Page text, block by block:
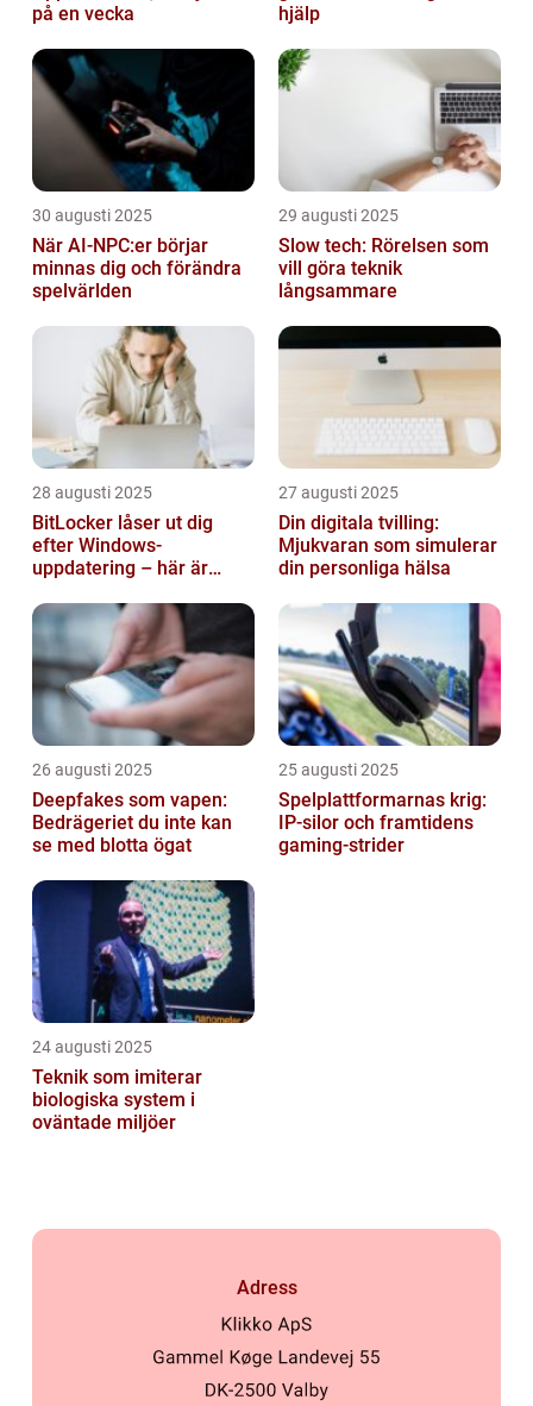
på en vecka
hjälp
30 augusti 2025
När AI-NPC:er börjar
minnas dig och förändra
spelvärlden
29 augusti 2025
Slow tech: Rörelsen som
vill göra teknik
långsammare
28 augusti 2025
BitLocker låser ut dig
efter Windows-
uppdatering – här är
27 augusti 2025
Din digitala tvilling:
Mjukvaran som simulerar
din personliga hälsa
26 augusti 2025
Deepfakes som vapen:
Bedrägeriet du inte kan
se med blotta ögat
25 augusti 2025
Spelplattformarnas krig:
IP‑silor och framtidens
gaming‑strider
24 augusti 2025
Teknik som imiterar
biologiska system i
oväntade miljöer
Adress